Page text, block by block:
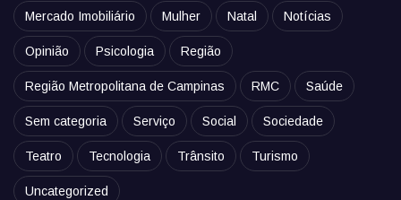
Mercado Imobiliário Mulher Natal Notícias
Opinião Psicologia Região
Região Metropolitana de Campinas RMC Saúde
Sem categoria Serviço Social Sociedade
Teatro Tecnologia Trânsito Turismo
Uncategorized